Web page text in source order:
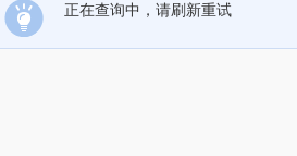
正在查询中，请刷新重试